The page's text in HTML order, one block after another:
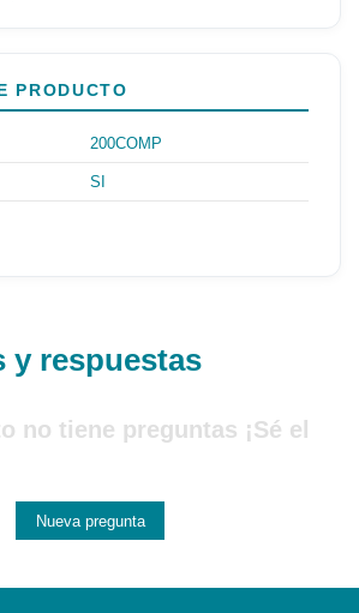
PRODUCTO
200COMP
SI
y respuestas
no tiene preguntas ¡Sé el
Nueva pregunta